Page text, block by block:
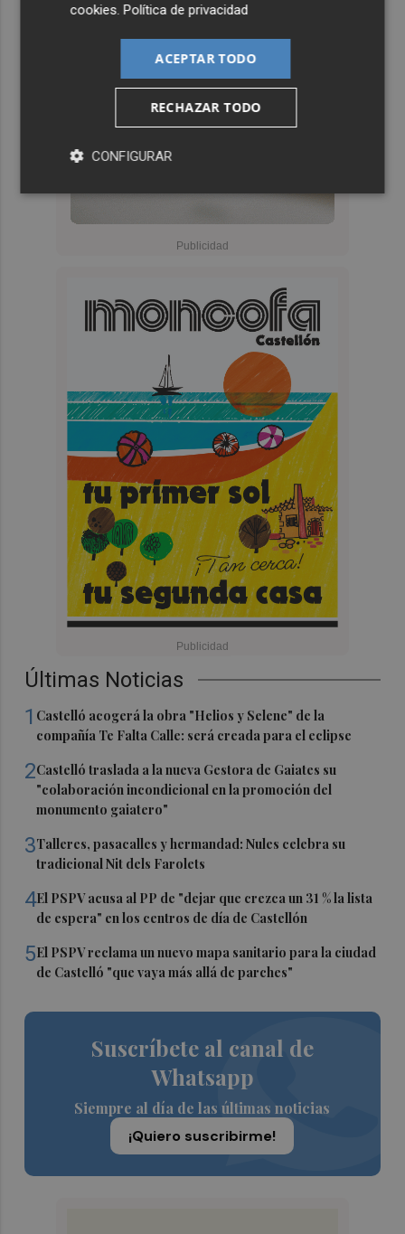
Últimas Noticias
1 Castelló acogerá la obra "Helios y Selene" de la
compañía Te Falta Calle: será creada para el eclipse
2Castelló traslada a la nueva Gestora de Gaiates su
"colaboración incondicional en la promoción del
monumento gaiatero"
3Talleres, pasacalles y hermandad: Nules celebra su
tradicional Nit dels Farolets
4El PSPV acusa al PP de "dejar que crezca un 31 % la lista
de espera" en los centros de día de Castellón
5El PSPV reclama un nuevo mapa sanitario para la ciudad
de Castelló "que vaya más allá de parches"
Suscríbete al canal de
Whatsapp
Siempre al día de las últimas noticias
¡Quiero suscribirme!
cookies .Política de privacidad
ACEPTAR TODO
RECHAZAR TODO
CONFIGURAR